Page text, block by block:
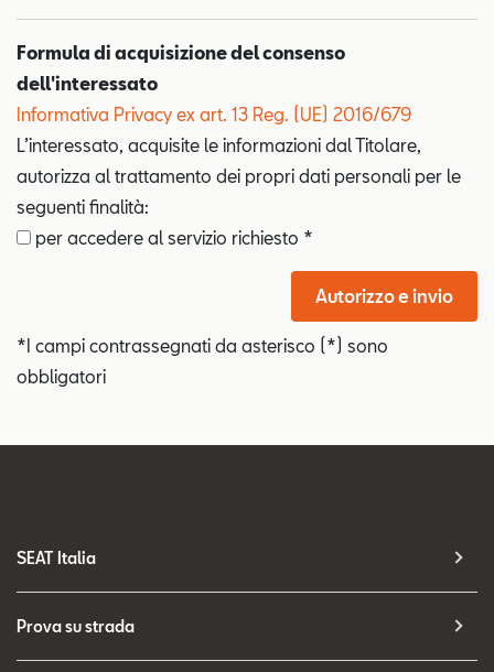
Formula di acquisizione del consenso
dell'interessato
Informativa Privacy ex art. 13 Reg. (UE) 2016/679
L’interessato, acquisite le informazioni dal Titolare,
autorizza al trattamento dei propri dati personali per le
seguenti finalità:
per accedere al servizio richiesto *
Autorizzo e invio
*I campi contrassegnati da asterisco (*) sono
obbligatori
SEAT Italia
Prova su strada